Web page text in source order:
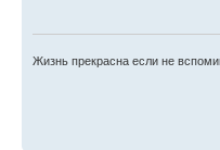
Жизнь прекрасна если не